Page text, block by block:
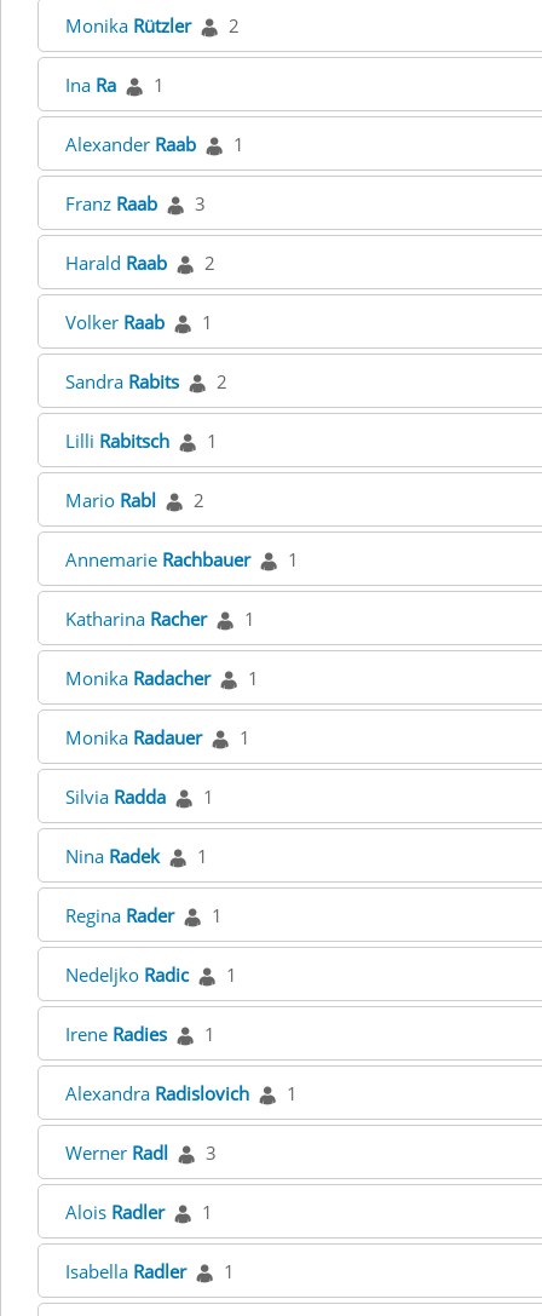
Monika Rützler 2
Ina Ra 1
Alexander Raab 1
Franz Raab 3
Harald Raab 2
Volker Raab 1
Sandra Rabits 2
Lilli Rabitsch 1
Mario Rabl 2
Annemarie Rachbauer 1
Katharina Racher 1
Monika Radacher 1
Monika Radauer 1
Silvia Radda 1
Nina Radek 1
Regina Rader 1
Nedeljko Radic 1
Irene Radies 1
Alexandra Radislovich 1
Werner Radl 3
Alois Radler 1
Isabella Radler 1